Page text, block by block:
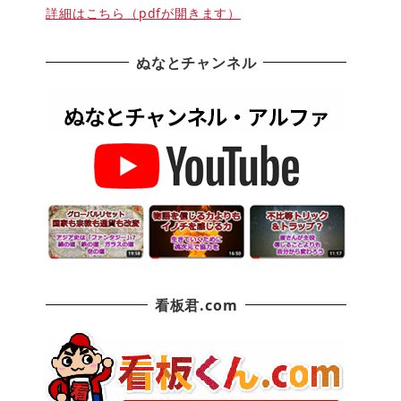
詳細はこちら（pdfが開きます）
ぬなとチャンネル
看板君.com